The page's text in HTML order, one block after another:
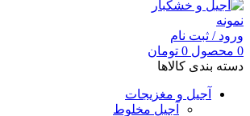
ورود / ثبت نام
0 محصول 0 تومان
دسته بندی کالاها
آجیل و مغزیجات
آجیل مخلوط